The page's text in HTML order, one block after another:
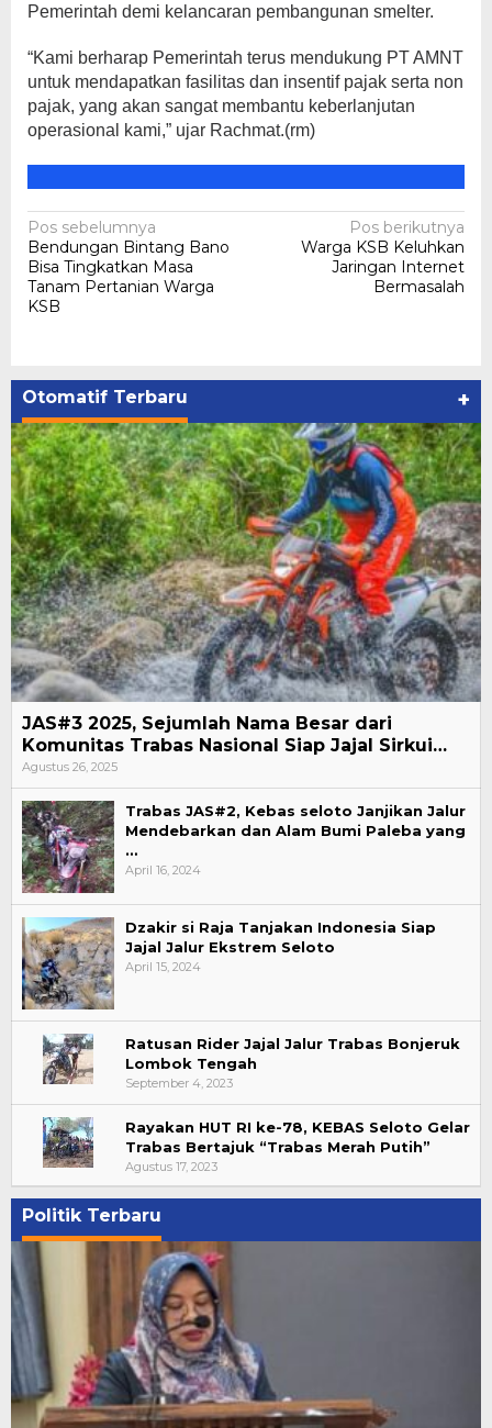
Pemerintah demi kelancaran pembangunan smelter.
“Kami berharap Pemerintah terus mendukung PT AMNT
untuk mendapatkan fasilitas dan insentif pajak serta non
pajak, yang akan sangat membantu keberlanjutan
operasional kami,” ujar Rachmat.(rm)
Navigasi
pos
Pos sebelumnya
Bendungan Bintang Bano
Bisa Tingkatkan Masa
Tanam Pertanian Warga
KSB
Pos berikutnya
Warga KSB Keluhkan
Jaringan Internet
Bermasalah
Otomatif Terbaru +
JAS#3 2025, Sejumlah Nama Besar dari
Komunitas Trabas Nasional Siap Jajal Sirkui…
Agustus 26, 2025
Trabas JAS#2, Kebas seloto Janjikan Jalur
Mendebarkan dan Alam Bumi Paleba yang
…
April 16, 2024
Dzakir si Raja Tanjakan Indonesia Siap
Jajal Jalur Ekstrem Seloto
April 15, 2024
Ratusan Rider Jajal Jalur Trabas Bonjeruk
Lombok Tengah
September 4, 2023
Rayakan HUT RI ke-78, KEBAS Seloto Gelar
Trabas Bertajuk “Trabas Merah Putih”
Agustus 17, 2023
Politik Terbaru